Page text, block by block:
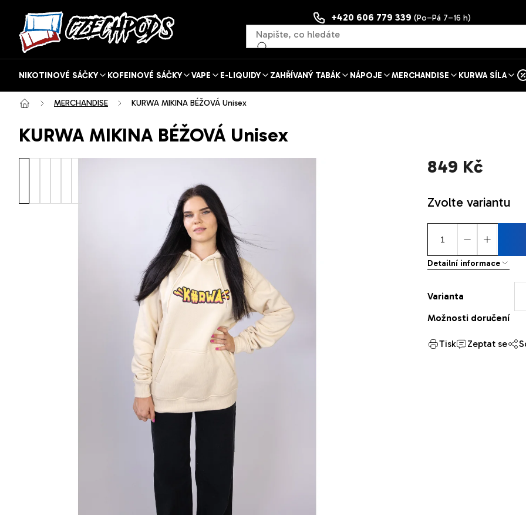
obsah
+420 606 779 339(Po–Pá 7–16 h)
NIKOTINOVÉ SÁČKY KOFEINOVÉ SÁČKY VAPE E-LIQUIDY ZAHŘÍVANÝ TABÁK NÁPOJE MERCHANDISE KURWA SÍLA
MERCHANDISE KURWA MIKINA BÉŽOVÁ Unisex
KURWA MIKINA BÉŽOVÁ Unisex
849 Kč
cena:
Zvolte variantu
Varianta
Možnosti doručení
Detailní informace
Tisk Zeptat se